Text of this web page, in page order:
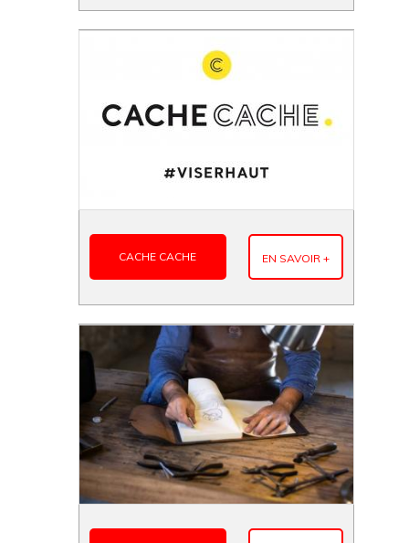
CACHE CACHE EN SAVOIR +